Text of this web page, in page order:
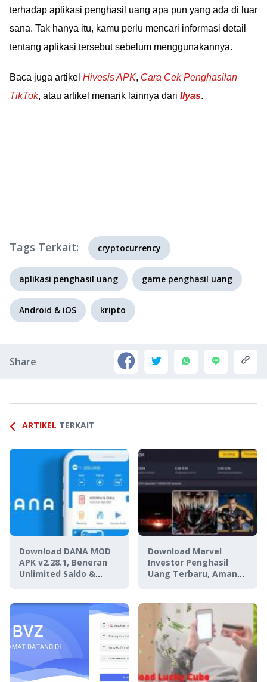
terhadap aplikasi penghasil uang apa pun yang ada di luar
sana. Tak hanya itu, kamu perlu mencari informasi detail
tentang aplikasi tersebut sebelum menggunakannya.
Baca juga artikel Hivesis APK, Cara Cek Penghasilan
TikTok, atau artikel menarik lainnya dari Ilyas.
Tags Terkait: cryptocurrency
aplikasi penghasil uang game penghasil uang
Android & iOS kripto
Share
ARTIKEL TERKAIT
Download DANA MOD
APK v2.28.1, Beneran
Unlimited Saldo &
Download Marvel
Investor Penghasil
Uang Terbaru, Aman